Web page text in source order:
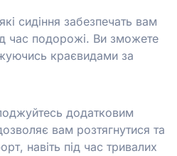
сидіння забезпечать вам
час подорожі. Ви зможете
краєвидами за
додатковим
вам розтягнутися та
навіть під час тривалих